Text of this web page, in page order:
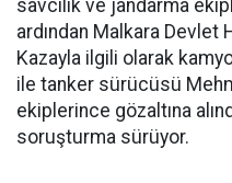
savcılık ve jandarma
ardından Malkara Devlet
Kazayla ilgili olarak
ile tanker sürücüsü
ekiplerince gözaltına
soruşturma sürüyor.